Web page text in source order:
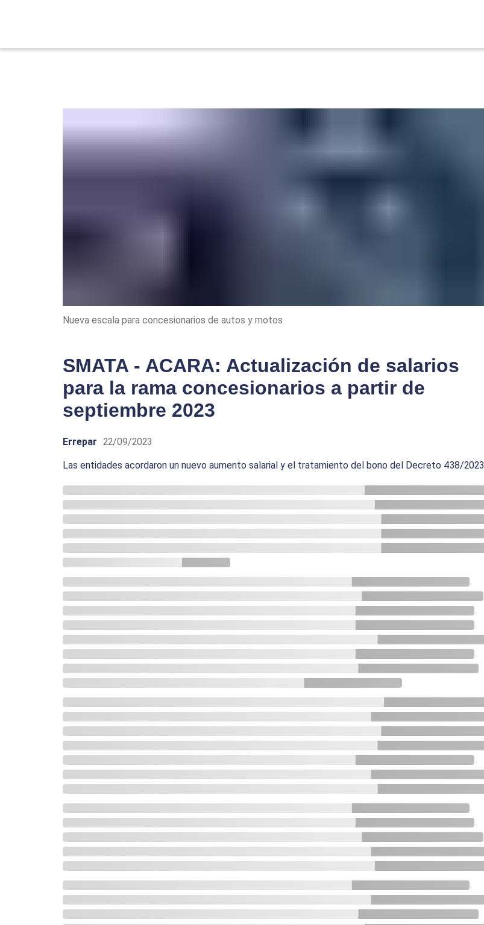
Nueva escala para concesionarios de autos y motos
SMATA - ACARA: Actualización de salarios
para la rama concesionarios a partir de
septiembre 2023
Errepar 22/09/2023
Las entidades acordaron un nuevo aumento salarial y el tratamiento del bono del Decreto 438/2023